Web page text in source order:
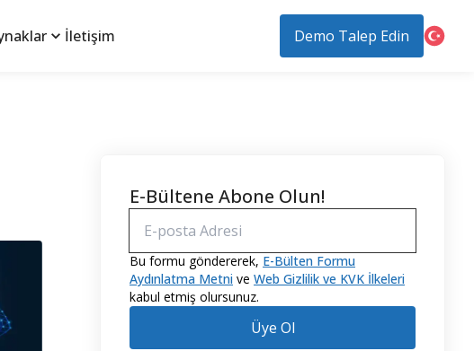
İletişim Demo Talep Edin
E-Bültene Abone Olun!
Bu formu göndererek, E-Bülten Formu
Aydınlatma Metni ve Web Gizlilik ve KVK İlkeleri
kabul etmiş olursunuz.
Üye Ol